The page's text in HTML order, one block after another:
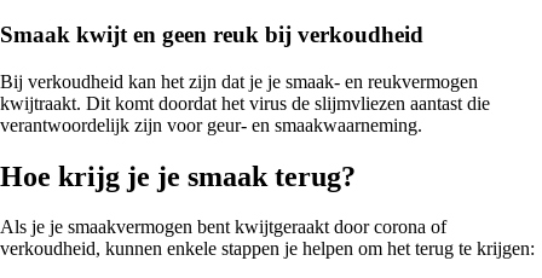
Smaak kwijt en geen reuk bij verkoudheid
Bij verkoudheid kan het zijn dat je je smaak- en reukvermogen
kwijtraakt. Dit komt doordat het virus de slijmvliezen aantast die
verantwoordelijk zijn voor geur- en smaakwaarneming.
Hoe krijg je je smaak terug?
Als je je smaakvermogen bent kwijtgeraakt door corona of
verkoudheid, kunnen enkele stappen je helpen om het terug te krijgen: